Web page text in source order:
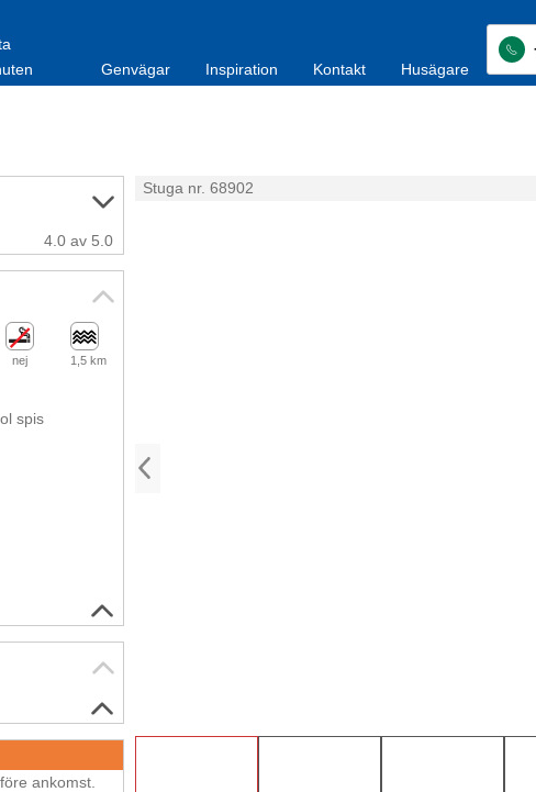
Genvägar Inspiration Kontakt Husägare
Stuga nr. 68902
4.0 av 5.0
nej 1,5 km
spis
ankomst.